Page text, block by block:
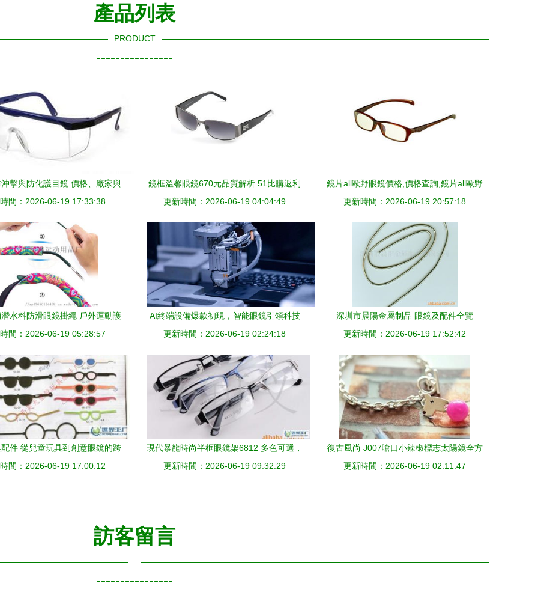
產品列表
PRODUCT
----------------
擊與防化護目鏡 價格、廠家與
圖片指南
間：2026-06-19 17:33:38
鏡框溫馨眼鏡670元品質解析 51比購返利
網比價攻略與真實體驗
更新時間：2026-06-19 04:04:49
鏡片all歐野眼鏡價格,價格查詢,鏡片all歐野
眼鏡怎么樣 300 2100元的商品 51比購返
更新時間：2026-06-19 20:57:18
水料防滑眼鏡掛繩 戶外運動護
，源自東莞市鑫鵬運動用品廠
間：2026-06-19 05:28:57
AI終端設備爆款初現，智能眼鏡引領科技
巨頭多品類業務收獲期
更新時間：2026-06-19 02:24:18
深圳市晨陽金屬制品 眼鏡及配件全覽
更新時間：2026-06-19 17:52:42
件 從兒童玩具到創意眼鏡的跨
界應用
間：2026-06-19 17:00:12
現代暴龍時尚半框眼鏡架6812 多色可選，
低價批發的商務與文教良伴
更新時間：2026-06-19 09:32:29
復古風尚 J007嗆口小辣椒標志太陽鏡全方
位解析
更新時間：2026-06-19 02:11:47
訪客留言
----------------